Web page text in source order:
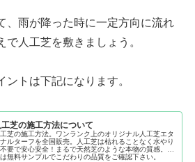
、雨が降った時に一定方向に流れ
で人工芝を敷きましょう。
トは下記になります。
工芝の施工方法について
工芝の施工方法。ワンランク上のオリジナル人工芝エタ
ルターフを全国販売。人工芝は枯れることなく水やり
不要で安心安全！まるで天然芝のような本物の質感。ま
無料サンプルでこだわりの品質をご確認下さい。